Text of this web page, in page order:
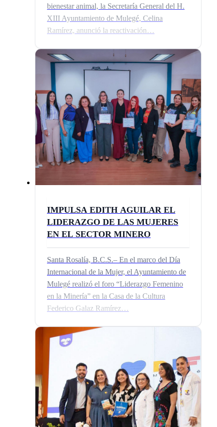
bienestar animal, la Secretaría General del H.
XIII Ayuntamiento de Mulegé, Celina
Ramírez, anunció la reactivación…
IMPULSA EDITH AGUILAR EL
LIDERAZGO DE LAS MUJERES
EN EL SECTOR MINERO
Santa Rosalía, B.C.S.– En el marco del Día
Internacional de la Mujer, el Ayuntamiento de
Mulegé realizó el foro “Liderazgo Femenino
en la Minería” en la Casa de la Cultura
Federico Galaz Ramírez…